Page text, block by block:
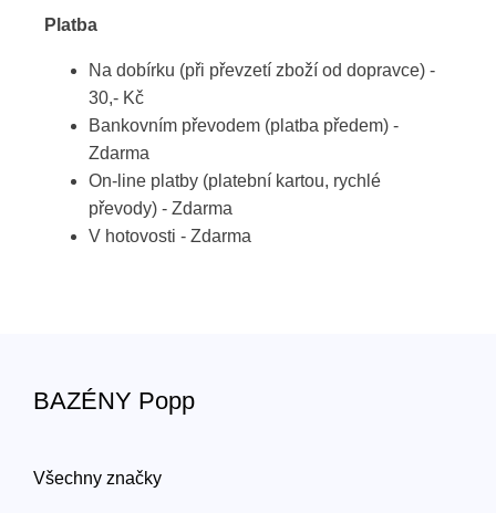
Platba
Na dobírku (při převzetí zboží od dopravce) -
30,- Kč
Bankovním převodem (platba předem) -
Zdarma
On-line platby (platební kartou, rychlé
převody) - Zdarma
V hotovosti - Zdarma
BAZÉNY Popp
Všechny značky